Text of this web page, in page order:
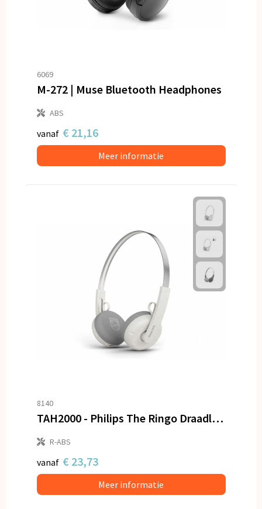
6069
M-272 | Muse Bluetooth Headphones
ABS
vanaf € 21,16
Meer informatie
8140
TAH2000 - Philips The Ringo Draadloze on-ear-koptelefoon
R-ABS
vanaf € 23,73
Meer informatie